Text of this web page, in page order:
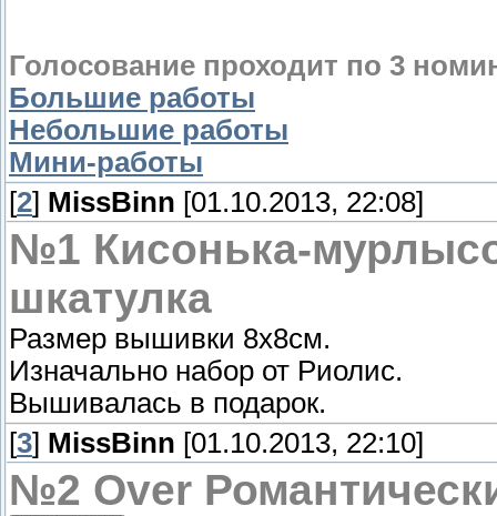
Голосование проходит по 3
Большие работы
Небольшие работы
Мини-работы
[2] MissBinn [01.10.2013, 22:08]
№1 Кисонька-
шкатулка
Размер вышивки 8х8см.
Изначально набор от Риолис.
Вышивалась в подарок.
[3] MissBinn [01.10.2013, 22:10]
№2 Over